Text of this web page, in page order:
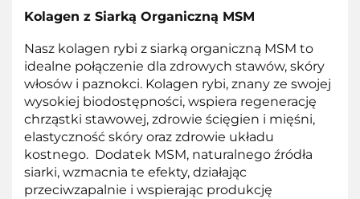
Kolagen z Siarką Organiczną MSM
Nasz kolagen rybi z siarką organiczną MSM to
idealne połączenie dla zdrowych stawów, skóry
włosów i paznokci. Kolagen rybi, znany ze swojej
wysokiej biodostępności, wspiera regenerację
chrząstki stawowej, zdrowie ścięgien i mięśni,
elastyczność skóry oraz zdrowie układu
kostnego. Dodatek MSM, naturalnego źródła
siarki, wzmacnia te efekty, działając
przeciwzapalnie i wspierając produkcję